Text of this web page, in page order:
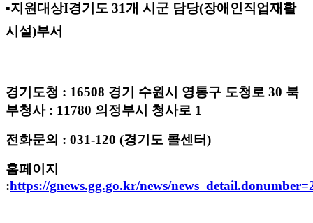
▪지원대상Ι경기도 31개 시군 담당(장애인직업재활
시설)부서
경기도청 : 16508 경기 수원시 영통구 도청로 30 북
부청사 : 11780 의정부시 청사로 1
전화문의 : 031-120 (경기도 콜센터)
홈페이지
:https://gnews.gg.go.kr/news/news_detail.donumber=